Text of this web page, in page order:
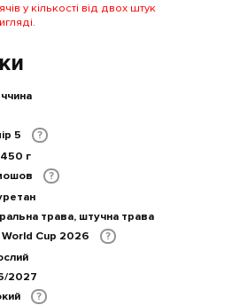
у кількості від двох штук
5
?
г
?
трава, штучна трава
World Cup 2026
?
2027
?